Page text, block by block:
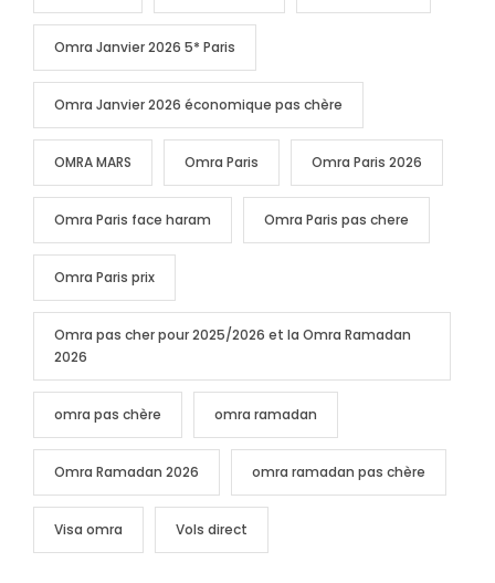
Omra Janvier 2026 5* Paris
Omra Janvier 2026 économique pas chère
OMRA MARS Omra Paris Omra Paris 2026
Omra Paris face haram Omra Paris pas chere
Omra Paris prix
Omra pas cher pour 2025/2026 et la Omra Ramadan
2026
omra pas chère omra ramadan
Omra Ramadan 2026 omra ramadan pas chère
Visa omra Vols direct